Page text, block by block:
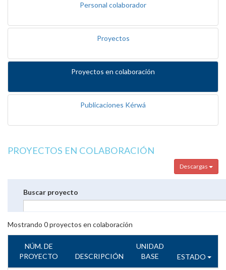
Personal colaborador
Proyectos
Proyectos en colaboración
Publicaciones Kérwá
PROYECTOS EN COLABORACIÓN
Descargas
Buscar proyecto
Mostrando 0proyectos en colaboración
NÚM. DE
PROYECTO
DESCRIPCIÓN
UNIDAD
BASE
ESTADO